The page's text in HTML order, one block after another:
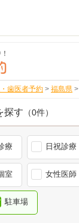
歯医者予約 > 福島県 >
探す （0件）
療 日祝診療
室 女性医師
駐車場